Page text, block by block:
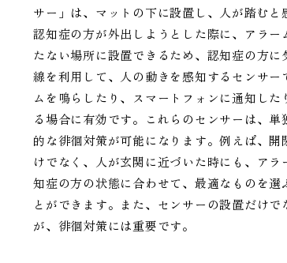
サー」は、マットの下に設置し、人が踏む
認知症の方が外出しようとした際に、アラ
たない場所に設置できるため、認知症の方
線を利用して、人の動きを感知するセンサ
ムを鳴らしたり、スマートフォンに通知し
る場合に有効です。これらのセンサーは、
的な徘徊対策が可能になります。例えば、
けでなく、人が玄関に近づいた時にも、ア
知症の方の状態に合わせて、最適なものを
とができます。また、センサーの設置だけ
が、徘徊対策には重要です。